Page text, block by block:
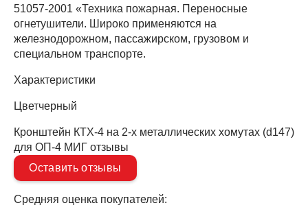
51057-2001 «Техника пожарная. Переносные
огнетушители. Широко применяются на
железнодорожном, пассажирском, грузовом и
специальном транспорте.
Характеристики
Цветчерный
Кронштейн КТХ-4 на 2-х металлических хомутах (d147)
для ОП-4 МИГ отзывы
Оставить отзывы
Средняя оценка покупателей: